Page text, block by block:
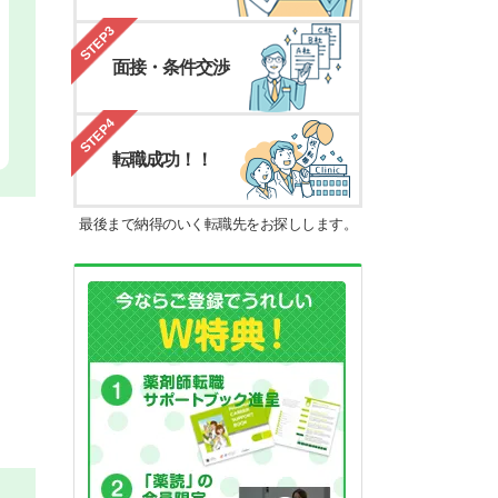
STEP3
面接・条件交渉
STEP4
転職成功！！
最後まで納得のいく転職先をお探しします。